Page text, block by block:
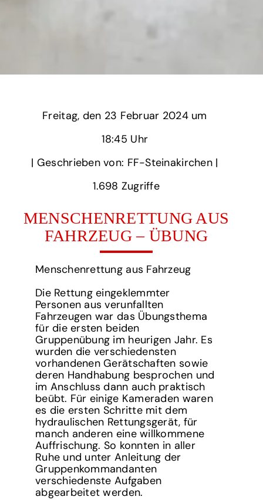
Freitag,
‎| Geschrieben von: FF-Steinakirchen | ‎
1.698‏‏‎ ‎Zugriffe
MENSCHENRETTUNG AUS
FAHRZEUG – ÜBUNG
Menschenrettung aus Fahrzeug
Die Rettung eingeklemmter
Personen aus verunfallten
Fahrzeugen war das Übungsthema
für die ersten beiden
Gruppenübung im heurigen Jahr. Es
wurden die verschiedensten
vorhandenen Gerätschaften sowie
deren Handhabung besprochen und
im Anschluss dann auch praktisch
beübt. Für einige Kameraden waren
es die ersten Schritte mit dem
hydraulischen Rettungsgerät, für
manch anderen eine willkommene
Auffrischung. So konnten in aller
Ruhe und unter Anleitung der
Gruppenkommandanten
verschiedenste Aufgaben
abgearbeitet werden.